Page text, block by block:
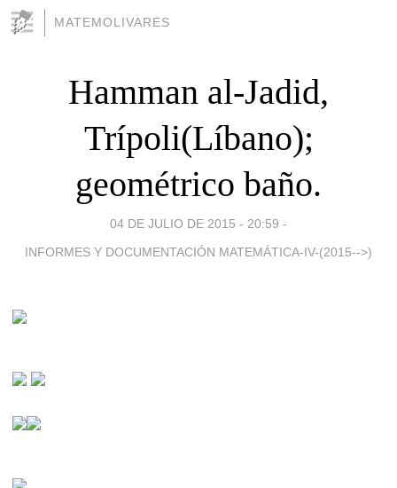
MATEMOLIVARES
Hamman al-Jadid,
Trípoli(Líbano);
geométrico baño.
04 DE JULIO DE 2015 - 20:59 -
INFORMES Y DOCUMENTACIÓN MATEMÁTICA-IV-(2015-->)